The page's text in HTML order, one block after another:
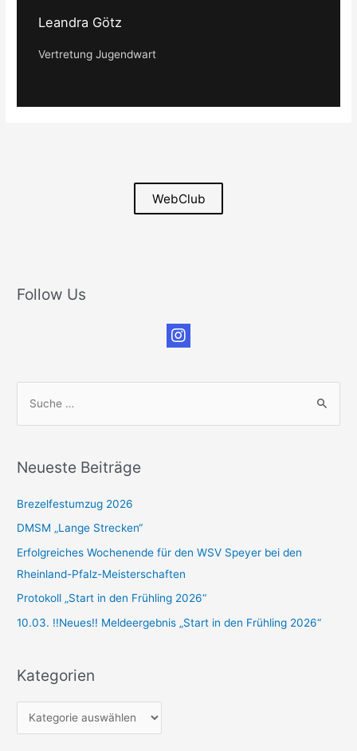
Leandra Götz
Vertretung Jugendwart
WebClub
Follow Us
e
n
:
Neueste Beiträge
Brezelfestumzug 2026
DMSM „Lange Strecken“
Erfolgreiches Wochenende für den WSV Speyer bei den
Rheinland-Pfalz-Meisterschaften
Protokoll „Start in den Frühling 2026“
10.03. !!Neues!! Meldeergebnis „Start in den Frühling 2026“
Kategorien
a